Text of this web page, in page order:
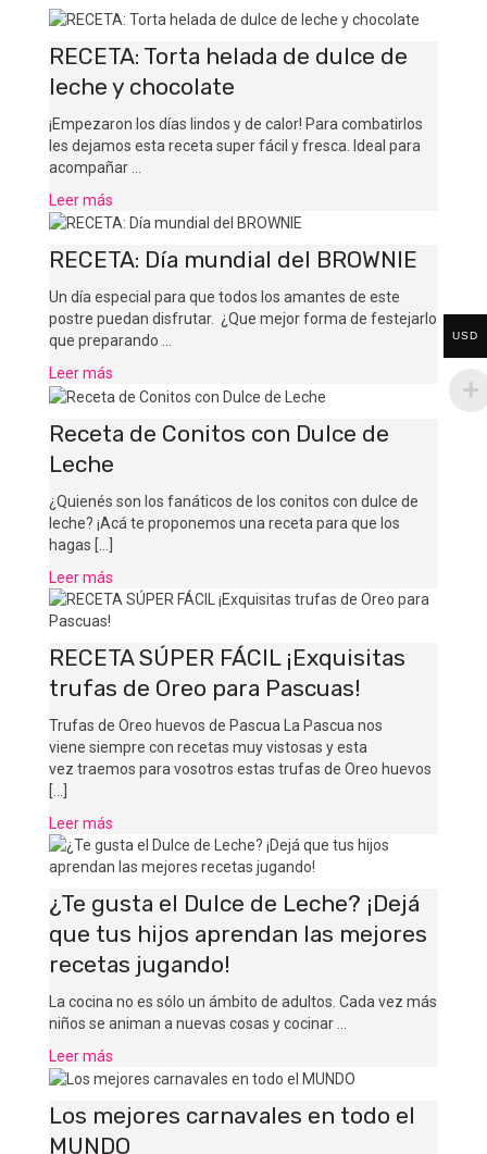
RECETA: Torta helada de dulce de
leche y chocolate
¡Empezaron los días lindos y de calor! Para combatirlos
les dejamos esta receta super fácil y fresca. Ideal para
acompañar …
Leer más
RECETA: Día mundial del BROWNIE
Un día especial para que todos los amantes de este
postre puedan disfrutar. ¿Que mejor forma de festejarlo
que preparando …
Leer más
Receta de Conitos con Dulce de
Leche
¿Quienés son los fanáticos de los conitos con dulce de
leche? ¡Acá te proponemos una receta para que los
hagas [...]
Leer más
RECETA SÚPER FÁCIL ¡Exquisitas
trufas de Oreo para Pascuas!
Trufas de Oreo huevos de Pascua La Pascua nos
viene siempre con recetas muy vistosas y esta
vez traemos para vosotros estas trufas de Oreo huevos
Leer más
¿Te gusta el Dulce de Leche? ¡Dejá
que tus hijos aprendan las mejores
recetas jugando!
La cocina no es sólo un ámbito de adultos. Cada vez más
niños se animan a nuevas cosas y cocinar …
Leer más
Los mejores carnavales en todo el
MUNDO
USD